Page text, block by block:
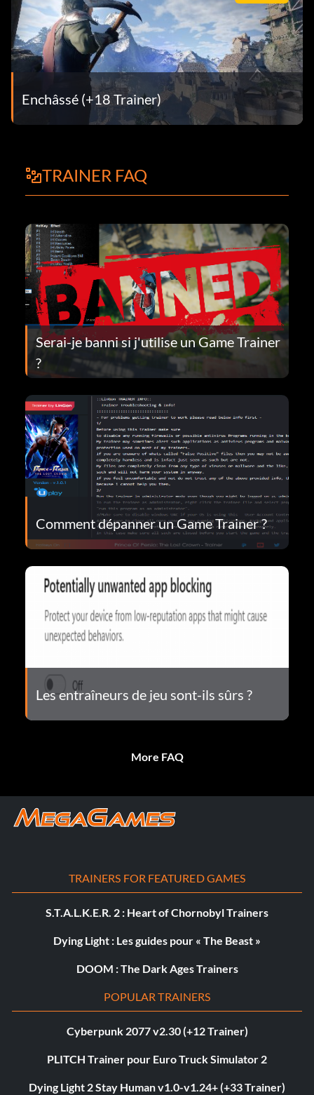
Enchâssé (+18 Trainer)
TRAINER FAQ
Serai-je banni si j'utilise un Game Trainer
?
Comment dépanner un Game Trainer ?
Les entraîneurs de jeu sont-ils sûrs ?
More FAQ
TRAINERS FOR FEATURED GAMES
S.T.A.L.K.E.R. 2 : Heart of Chornobyl Trainers
Dying Light : Les guides pour « The Beast »
DOOM : The Dark Ages Trainers
POPULAR TRAINERS
Cyberpunk 2077 v2.30 (+12 Trainer)
PLITCH Trainer pour Euro Truck Simulator 2
Dying Light 2 Stay Human v1.0-v1.24+ (+33 Trainer)